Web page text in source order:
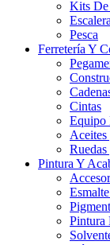
Kits De
Pesca
Ferretería Y
Cintas
Equipo
Pintura Y
Pintura